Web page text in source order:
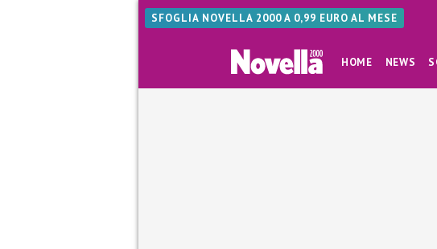
SFOGLIA NOVELLA 2000 A 0,99 EURO AL MESE
HOME NEWS